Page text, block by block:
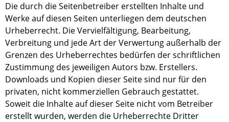
Die durch die Seitenbetreiber erstellten Inhalte und
Werke auf diesen Seiten unterliegen dem deutschen
Urheberrecht. Die Vervielfältigung, Bearbeitung,
Verbreitung und jede Art der Verwertung außerhalb der
Grenzen des Urheberrechtes bedürfen der schriftlichen
Zustimmung des jeweiligen Autors bzw. Erstellers.
Downloads und Kopien dieser Seite sind nur für den
privaten, nicht kommerziellen Gebrauch gestattet.
Soweit die Inhalte auf dieser Seite nicht vom Betreiber
erstellt wurden, werden die Urheberrechte Dritter